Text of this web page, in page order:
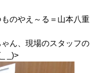
のやえ～る＝山本八重
ん、現場のスタッフの
_)>